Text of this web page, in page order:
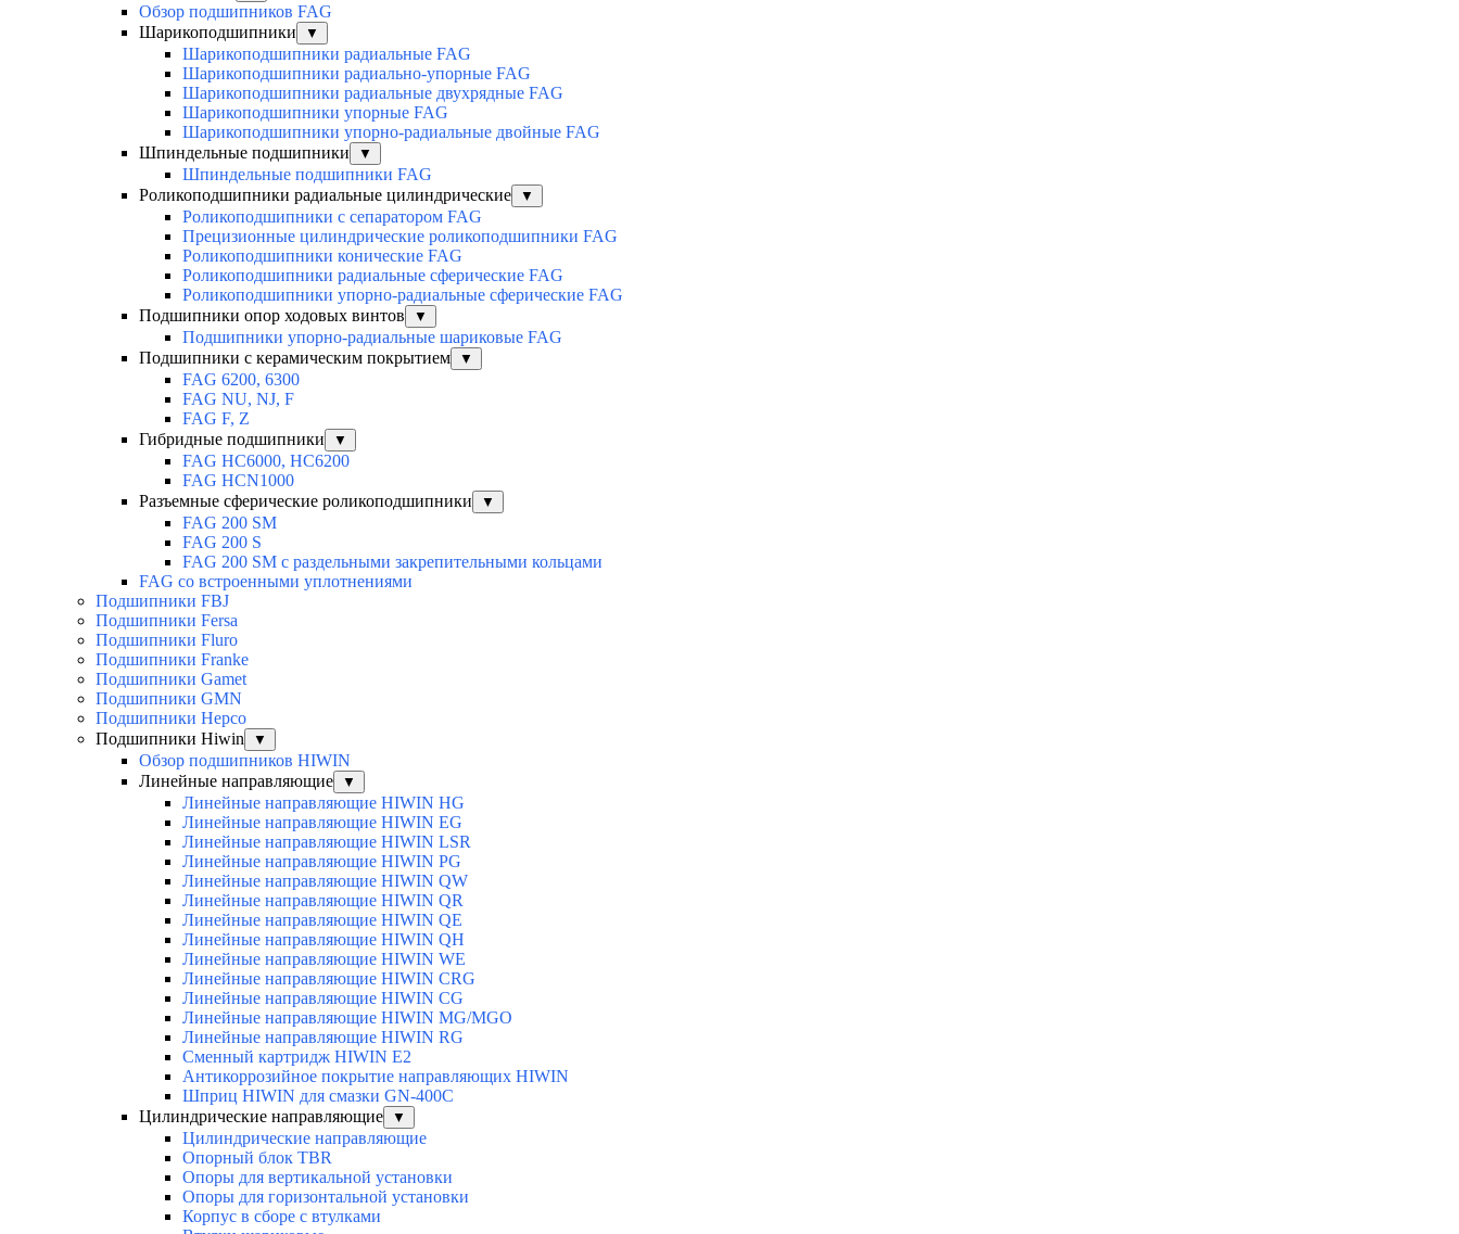
Обзор подшипников FAG
Шарикоподшипники
▼
Шарикоподшипники радиальные FAG
Шарикоподшипники радиально-упорные FAG
Шарикоподшипники радиальные двухрядные FAG
Шарикоподшипники упорные FAG
Шарикоподшипники упорно-радиальные двойные FAG
Шпиндельные подшипники
▼
Шпиндельные подшипники FAG
Роликоподшипники радиальные цилиндрические
▼
Роликоподшипники с сепаратором FAG
Прецизионные цилиндрические роликоподшипники FAG
Роликоподшипники конические FAG
Роликоподшипники радиальные сферические FAG
Роликоподшипники упорно-радиальные сферические FAG
Подшипники опор ходовых винтов
▼
Подшипники упорно-радиальные шариковые FAG
Подшипники с керамическим покрытием
▼
FAG 6200, 6300
FAG NU, NJ, F
FAG F, Z
Гибридные подшипники
▼
FAG HC6000, HC6200
FAG HCN1000
Разъемные сферические роликоподшипники
▼
FAG 200 SM
FAG 200 S
FAG 200 SM с раздельными закрепительными кольцами
FAG со встроенными уплотнениями
Подшипники FBJ
Подшипники Fersa
Подшипники Fluro
Подшипники Franke
Подшипники Gamet
Подшипники GMN
Подшипники Hepco
Подшипники Hiwin
▼
Обзор подшипников HIWIN
Линейные направляющие
▼
Линейные направляющие HIWIN HG
Линейные направляющие HIWIN EG
Линейные направляющие HIWIN LSR
Линейные направляющие HIWIN PG
Линейные направляющие HIWIN QW
Линейные направляющие HIWIN QR
Линейные направляющие HIWIN QE
Линейные направляющие HIWIN QH
Линейные направляющие HIWIN WE
Линейные направляющие HIWIN CRG
Линейные направляющие HIWIN CG
Линейные направляющие HIWIN MG/MGO
Линейные направляющие HIWIN RG
Сменный картридж HIWIN E2
Антикоррозийное покрытие направляющих HIWIN
Шприц HIWIN для смазки GN-400C
Цилиндрические направляющие
▼
Цилиндрические направляющие
Опорный блок TBR
Опоры для вертикальной установки
Опоры для горизонтальной установки
Корпус в сборе с втулками